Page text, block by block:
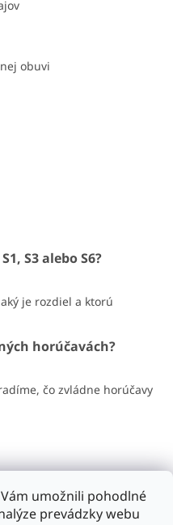
umožnili pohodlné
prevádzky webu
obuvi
S3 alebo S6?
je rozdiel a ktorú
horúčavách?
čo zvládne horúčavy